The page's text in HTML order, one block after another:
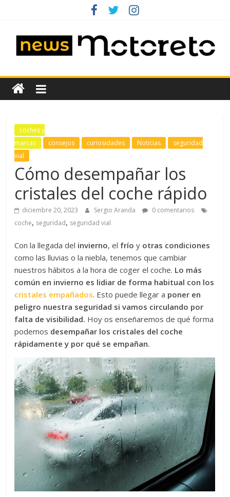
News
Motoreto
Noticias
de
coches
de
ocasión
coches y
marcas
consejos curiosidades Noticias
seguridad
vial
Cómo desempañar los
cristales del coche rápido
diciembre 20, 2023 Sergio Aranda
0 comentarios
coche, seguridad, seguridad vial
Con la llegada del invierno, el frío y otras condiciones
como las lluvias o la niebla, tenemos que cambiar
nuestros hábitos a la hora de coger el coche. Lo más
común en invierno es lidiar de forma habitual con los
cristales empañados. Esto puede llegar a poner en
peligro nuestra seguridad si vamos circulando por
falta de visibilidad. Hoy os enseñaremos de qué forma
podemos desempañar los cristales del coche
rápidamente y por qué se empañan.